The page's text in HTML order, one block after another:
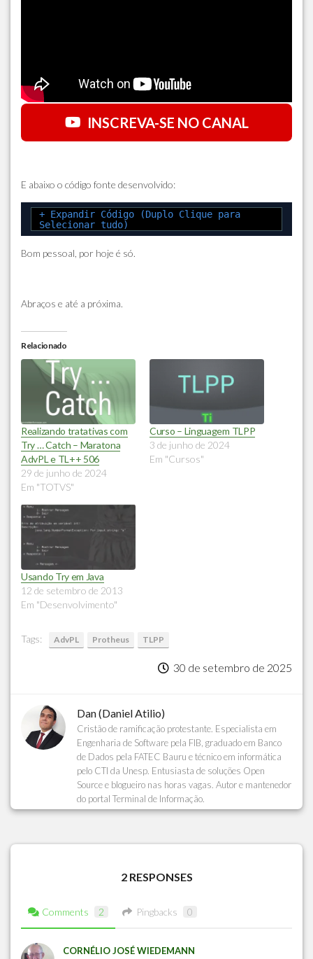
INSCREVA-SE NO CANAL
E abaixo o código fonte desenvolvido:
+ Expandir Código (Duplo Clique para
Selecionar tudo)
Bom pessoal, por hoje é só.
Abraços e até a próxima.
Relacionado
Realizando tratativas com
Try … Catch – Maratona
AdvPL e TL++ 506
29 de junho de 2024
Em "TOTVS"
Curso – Linguagem TLPP
3 de junho de 2024
Em "Cursos"
Usando Try em Java
12 de setembro de 2013
Em "Desenvolvimento"
Tags: AdvPL Protheus TLPP
30 de setembro de 2025
Dan (Daniel Atilio)
Cristão de ramificação protestante. Especialista em
Engenharia de Software pela FIB, graduado em Banco
de Dados pela FATEC Bauru e técnico em informática
pelo CTI da Unesp. Entusiasta de soluções Open
Source e blogueiro nas horas vagas. Autor e mantenedor
do portal Terminal de Informação.
2 RESPONSES
Comments 2 Pingbacks 0
CORNÉLIO JOSÉ WIEDEMANN